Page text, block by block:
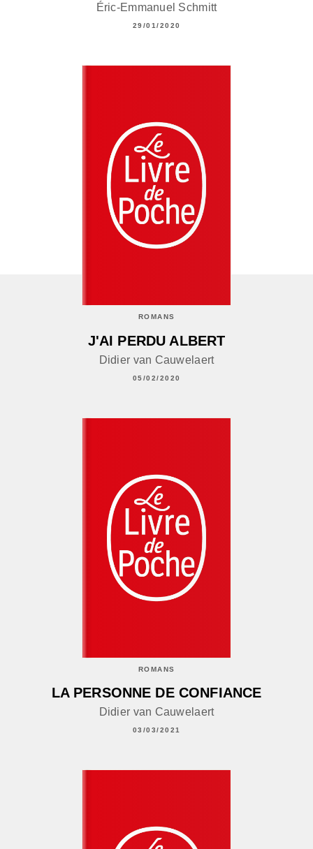
Éric-Emmanuel Schmitt
29/01/2020
ROMANS
J'AI PERDU ALBERT
Didier van Cauwelaert
05/02/2020
ROMANS
LA PERSONNE DE CONFIANCE
Didier van Cauwelaert
03/03/2021